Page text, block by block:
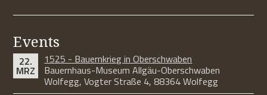
Events
22.
MRZ
1525 - Bauernkrieg in Oberschwaben
Bauernhaus-Museum Allgäu-Oberschwaben
Wolfegg, Vogter Straße 4, 88364 Wolfegg